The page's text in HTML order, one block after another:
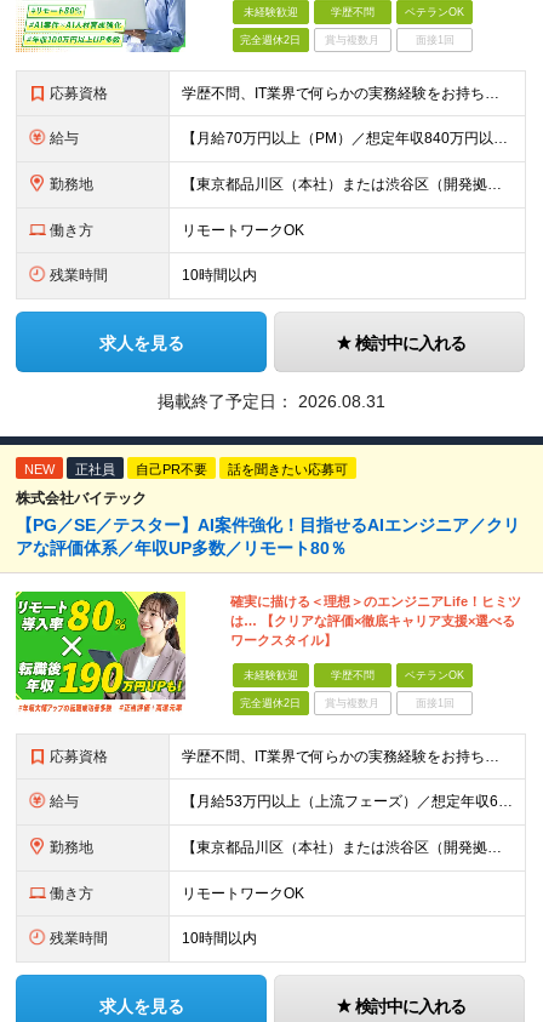
未経験歓迎 学歴不問 ベテランOK
完全週休2日 賞与複数月 面接1回
応募資格 学歴不問、IT業界で何らかの実務経験をお持ちの方（3年以上） ※PG/SE経験がある方歓迎、PM/PL経験があれば即戦力として優遇 ※ブランクのある方歓迎 ※担当業務/フェーズ/使用言語などは限定せず
給与 【月給70万円以上（PM）／想定年収840万円以上】 ★詳しくは下記をご参照ください！ ■SE/PL/テスト計画以降などの上流フェーズ 月給53万円以上 ※想定年収636万円以上 ■PM/ディレク
勤務地 【東京都品川区（本社）または渋谷区（開発拠点）各プロジェクト先の勤務地】 ◎リモート案件も多数のため在宅勤務も可能です！ 常駐・ハイブリッド型・フルリモートなど柔軟に対応しています。 ※転勤はございま
働き方 リモートワークOK
残業時間 10時間以内
求人を見る 検討中に入れる
掲載終了予定日： 2026.08.31
NEW 正社員 自己PR不要 話を聞きたい応募可
株式会社バイテック
【PG／SE／テスター】AI案件強化！目指せるAIエンジニア／クリ
アな評価体系／年収UP多数／リモート80％
確実に描ける＜理想＞のエンジニアLife！ヒミツ
は… 【クリアな評価×徹底キャリア支援×選べる
ワークスタイル】
未経験歓迎 学歴不問 ベテランOK
完全週休2日 賞与複数月 面接1回
応募資格 学歴不問、IT業界で何らかの実務経験をお持ちの方（1年以上） ※ブランクのある方歓迎 ※担当業務/フェーズ/使用言語などは限定せず ※経験年数も限定せず。経験の浅い方からベテランまで歓迎
給与 【月給53万円以上（上流フェーズ）／想定年収636万円以上】 ★詳しくは下記をご参照ください！ ■育成枠採用（職種未経験～経験1年未満／メンター制度適用社員） 月給25万円以上 ※社会人経験、技術
勤務地 【東京都品川区（本社）または渋谷区（開発拠点）各プロジェクト先の勤務地】 ◎リモート案件も多数のため在宅勤務も可能です！ 常駐・ハイブリッド型・フルリモートなど柔軟に対応しています。 ※転勤はございま
働き方 リモートワークOK
残業時間 10時間以内
求人を見る 検討中に入れる